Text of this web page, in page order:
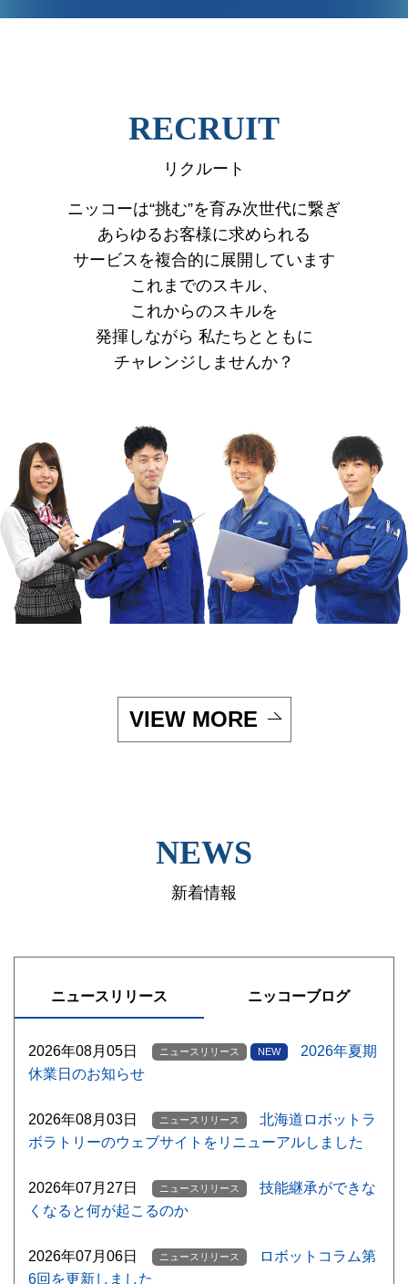
RECRUIT
リクルート
ニッコーは“挑む”を育み次世代に繋ぎ
あらゆるお客様に求められる
サービスを複合的に展開しています
これまでのスキル、
これからのスキルを
発揮しながら 私たちとともに
チャレンジしませんか？
VIEW MORE
NEWS
新着情報
ニュースリリース
2026年08月05日 ニュースリリース NEW
2026年夏期
休業日のお知らせ
2026年08月03日 ニュースリリース
北海道ロボットラ
ボラトリーのウェブサイトをリニューアルしました
2026年07月27日 ニュースリリース
技能継承ができな
くなると何が起こるのか
2026年07月06日 ニュースリリース
ロボットコラム第
6回を更新しました
ニッコーブログ